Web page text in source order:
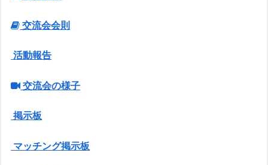
交流会会則
活動報告
交流会の様子
掲示板
マッチング掲示板